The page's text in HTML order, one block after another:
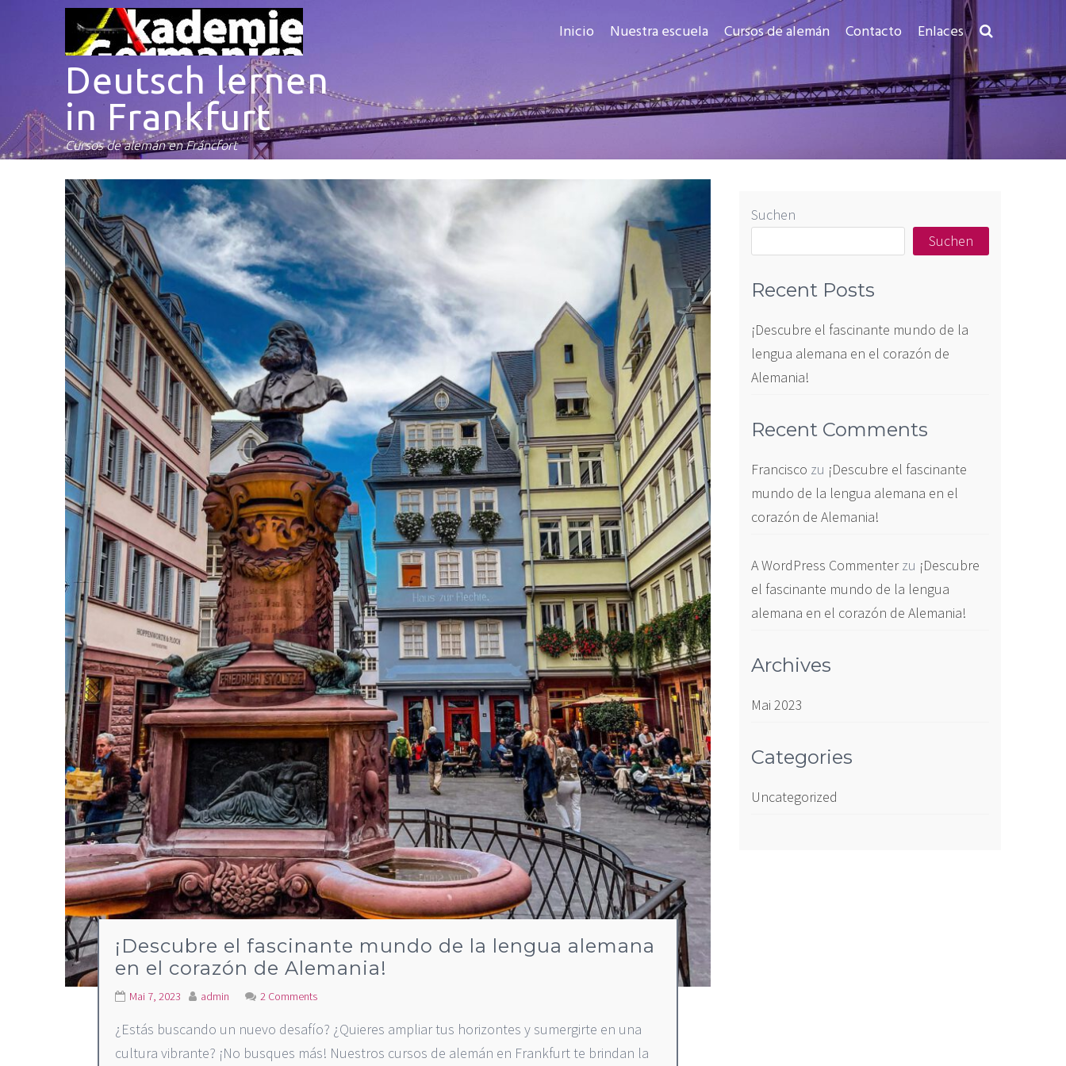
Deutsch lernen
in Frankfurt
Cursos de alemán en Fráncfort
Inicio Nuestra escuela Cursos de alemán Contacto Enlaces
¡Descubre el fascinante mundo de la lengua alemana
en el corazón de Alemania!
Mai 7, 2023 admin 2 Comments
¿Estás buscando un nuevo desafío? ¿Quieres ampliar tus horizontes y sumergirte en una
cultura vibrante? ¡No busques más! Nuestros cursos de alemán en Frankfurt te brindan la
Suchen
Suchen
Recent Posts
¡Descubre el fascinante mundo de la
lengua alemana en el corazón de
Alemania!
Recent Comments
Francisco zu ¡Descubre el fascinante
mundo de la lengua alemana en el
corazón de Alemania!
A WordPress Commenterzu ¡Descubre
el fascinante mundo de la lengua
alemana en el corazón de Alemania!
Archives
Mai 2023
Categories
Uncategorized